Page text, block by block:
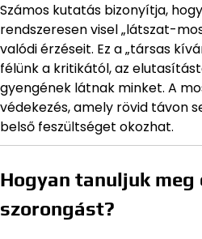
Számos kutatás bizonyítja,
rendszeresen visel „látszat-
valódi érzéseit. Ez a „társas
félünk a kritikától, az
gyengének látnak minket. A
védekezés, amely rövid távon
belső feszültséget okozhat.
Hogyan tanuljuk
szorongást?